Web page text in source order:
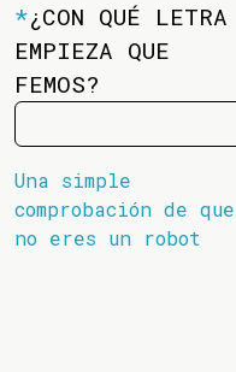
*¿CON QUÉ LETRA
EMPIEZA QUE
FEMOS?
Una simple
comprobación de que
no eres un robot